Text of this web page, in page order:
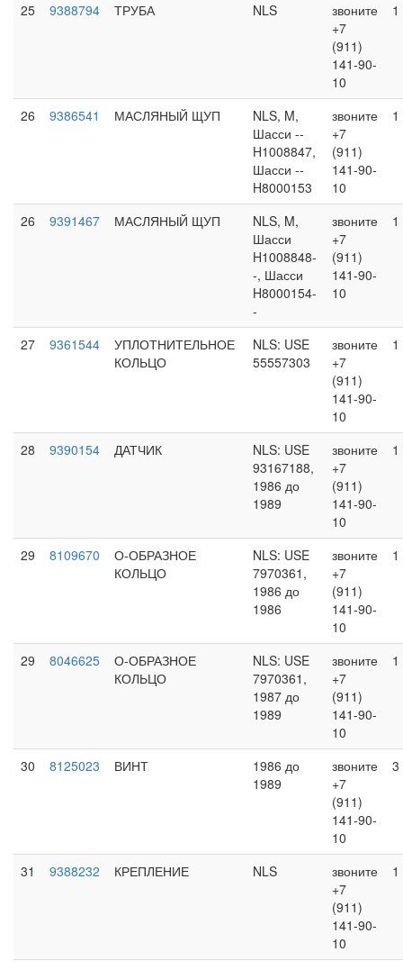
25 9388794 ТРУБА NLS
звоните
+7
(911)
141-90-
10
1
26 9386541 МАСЛЯНЫЙ ЩУП
NLS, M,
Шасси --
H1008847,
Шасси --
H8000153
звоните
+7
(911)
141-90-
10
1
26 9391467 МАСЛЯНЫЙ ЩУП
NLS, M,
Шасси
H1008848-
-, Шасси
H8000154-
-
звоните
+7
(911)
141-90-
10
1
27 9361544
УПЛОТНИТЕЛЬНОЕ
КОЛЬЦО
NLS: USE
55557303
звоните
+7
(911)
141-90-
10
1
28 9390154 ДАТЧИК
NLS: USE
93167188,
1986 до
1989
звоните
+7
(911)
141-90-
10
1
29 8109670
О-ОБРАЗНОЕ
КОЛЬЦО
NLS: USE
7970361,
1986 до
1986
звоните
+7
(911)
141-90-
10
1
29 8046625
О-ОБРАЗНОЕ
КОЛЬЦО
NLS: USE
7970361,
1987 до
1989
звоните
+7
(911)
141-90-
10
1
30 8125023 ВИНТ
1986 до
1989
звоните
+7
(911)
141-90-
10
3
31 9388232 КРЕПЛЕНИЕ NLS
звоните
+7
(911)
141-90-
10
1